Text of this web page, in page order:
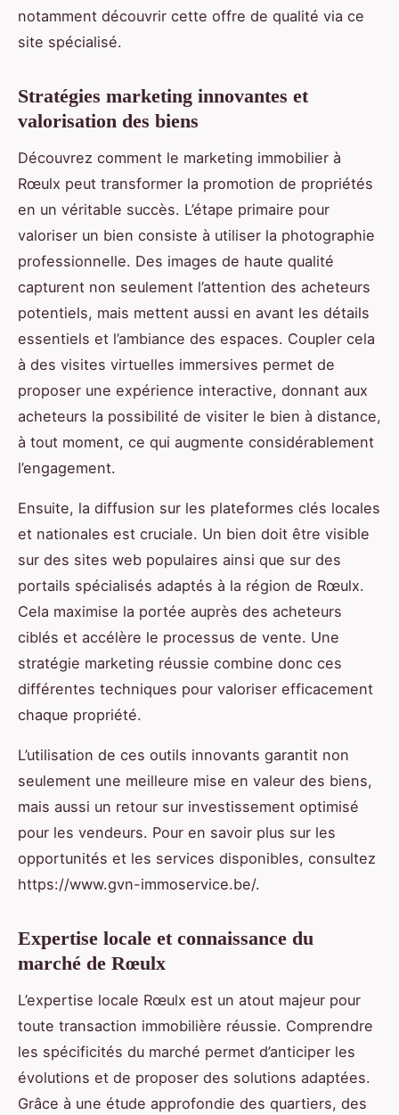
notamment découvrir cette offre de qualité via ce
site spécialisé.
Stratégies marketing innovantes et
valorisation des biens
Découvrez comment le marketing immobilier à
Rœulx peut transformer la promotion de propriétés
en un véritable succès. L’étape primaire pour
valoriser un bien consiste à utiliser la photographie
professionnelle. Des images de haute qualité
capturent non seulement l’attention des acheteurs
potentiels, mais mettent aussi en avant les détails
essentiels et l’ambiance des espaces. Coupler cela
à des visites virtuelles immersives permet de
proposer une expérience interactive, donnant aux
acheteurs la possibilité de visiter le bien à distance,
à tout moment, ce qui augmente considérablement
l’engagement.
Ensuite, la diffusion sur les plateformes clés locales
et nationales est cruciale. Un bien doit être visible
sur des sites web populaires ainsi que sur des
portails spécialisés adaptés à la région de Rœulx.
Cela maximise la portée auprès des acheteurs
ciblés et accélère le processus de vente. Une
stratégie marketing réussie combine donc ces
différentes techniques pour valoriser efficacement
chaque propriété.
L’utilisation de ces outils innovants garantit non
seulement une meilleure mise en valeur des biens,
mais aussi un retour sur investissement optimisé
pour les vendeurs. Pour en savoir plus sur les
opportunités et les services disponibles, consultez
https://www.gvn-immoservice.be/.
Expertise locale et connaissance du
marché de Rœulx
L’expertise locale Rœulx est un atout majeur pour
toute transaction immobilière réussie. Comprendre
les spécificités du marché permet d’anticiper les
évolutions et de proposer des solutions adaptées.
Grâce à une étude approfondie des quartiers, des